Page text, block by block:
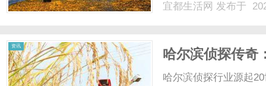
宜都生活网 发布于
资讯
哈尔滨侦探传奇
哈尔滨侦探行业源起